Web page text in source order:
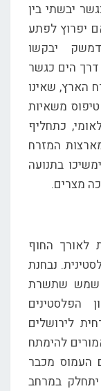
יבשתי בין
יפרוץ לפתע
יבקשו
דרך הים כגשר
הארץ, שאינו
משאיות
כתחליף
המזרח
בתנועה
מצרים.
לאורך החוף
נבחנת
שמש שתשרת
הפלסטינים
לירושלים
להימתח
העמוס מכבר
יתחלק במרחב